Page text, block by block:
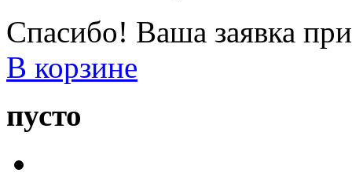
Спасибо! Ваша заявка
В корзине
пусто